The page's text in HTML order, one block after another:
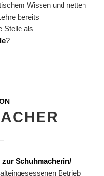
Wissen und netten
bereits
Stelle als
?
Schuhmacherin/
Betrieb